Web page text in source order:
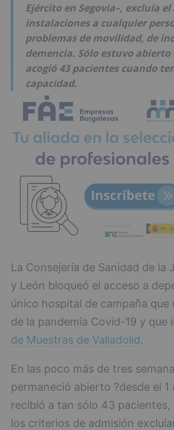
Ejército en Segovia–, excluía el
instalaciones a cualquier
problemas de movilidad, de
demencia. Sólo estuvo abierto
acogió 43 pacientes cuando
capacidad.
La Consejería de Sanidad de la
y León bloqueó el acceso a
único hospital de campaña
de la pandemia Covid-19 y que
de Muestras de Valladolid.
En las poco más de tres
permaneció abierto ?desde el 1
recibió a tan sólo 43 pacientes,
los criterios de admisión